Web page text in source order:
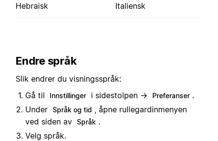
Hebraisk Italiensk
Endre språk
Slik endrer du visningsspråk:
Gå til
Innstillinger i sidestolpen → Preferanser .
Under Språk og tid
, åpne rullegardinmenyen
ved siden av Språk .
Velg språk.